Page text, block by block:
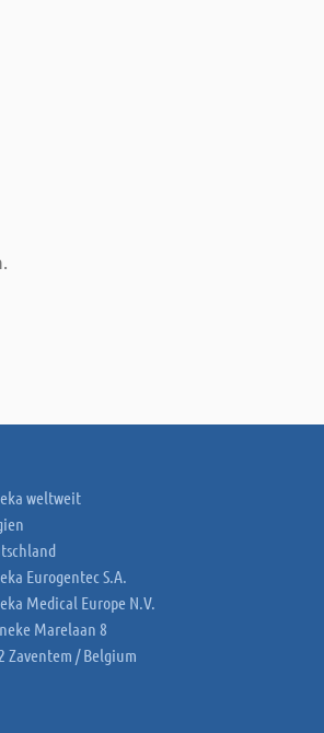
weltweit
Eurogentec S.A.
Medical Europe N.V.
Marelaan 8
Zaventem / Belgium